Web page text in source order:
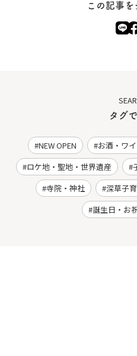
この記事を
タグ
NEW OPEN お酒・ワ
ロケ地・聖地・世界遺産
寺院・神社
深草子
誕生日・お